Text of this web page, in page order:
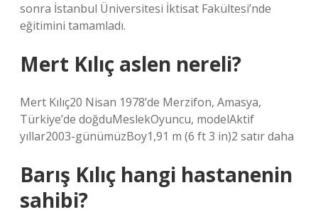
sonra İstanbul Üniversitesi İktisat Fakültesi’nde
eğitimini tamamladı.
Mert Kılıç aslen nereli?
Mert Kılıç20 Nisan 1978’de Merzifon, Amasya,
Türkiye’de doğduMeslekOyuncu, modelAktif
yıllar2003-günümüzBoy1,91 m (6 ft 3 in)2 satır daha
Barış Kılıç hangi hastanenin
sahibi?